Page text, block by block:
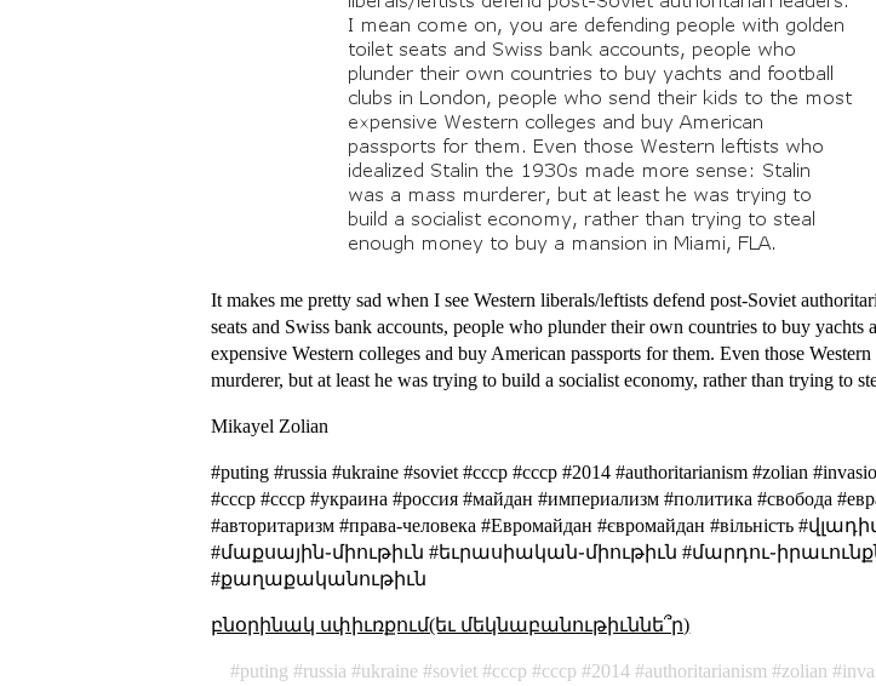
It makes me pretty sad when I see Western liberals/leftists defend post-Soviet
seats and Swiss bank accounts, people who plunder their own countries to buy
expensive Western colleges and buy American passports for them. Even those
murderer, but at least he was trying to build a socialist economy, rather than trying to
Mikayel Zolian
#puting #russia #ukraine #soviet #cccp #ссср #2014 #authoritarianism #zolian
#cccp #ссср #украина #россия #майдан #империализм #политика #свобода
#авторитаризм #права-человека #Евромайдан #євромайдан
#մաքսային֊միութիւն #եւրասիական֊միութիւն
#քաղաքականութիւն
բնօրինակ սփիւռքում(եւ մեկնաբանութիւննե՞ր)
puting russia ukraine soviet cccp ссср 2014 authoritarianism zolian